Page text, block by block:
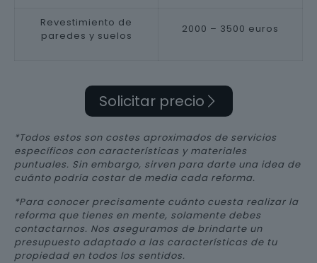
Revestimiento de
paredes y suelos
2000 – 3500 euros
Solicitar precio
*Todos estos son costes aproximados de servicios
específicos con características y materiales
puntuales. Sin embargo, sirven para darte una idea de
cuánto podría costar de media cada reforma.
*Para conocer precisamente cuánto cuesta realizar la
reforma que tienes en mente, solamente debes
contactarnos. Nos aseguramos de brindarte un
presupuesto adaptado a las características de tu
propiedad en todos los sentidos.